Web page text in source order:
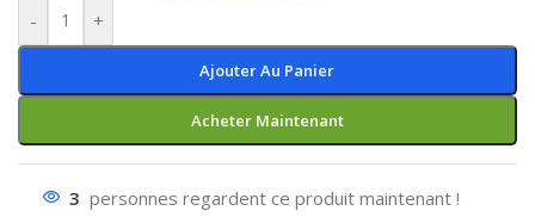
- +
Ajouter Au Panier
Acheter Maintenant
3 personnes regardent ce produit maintenant !